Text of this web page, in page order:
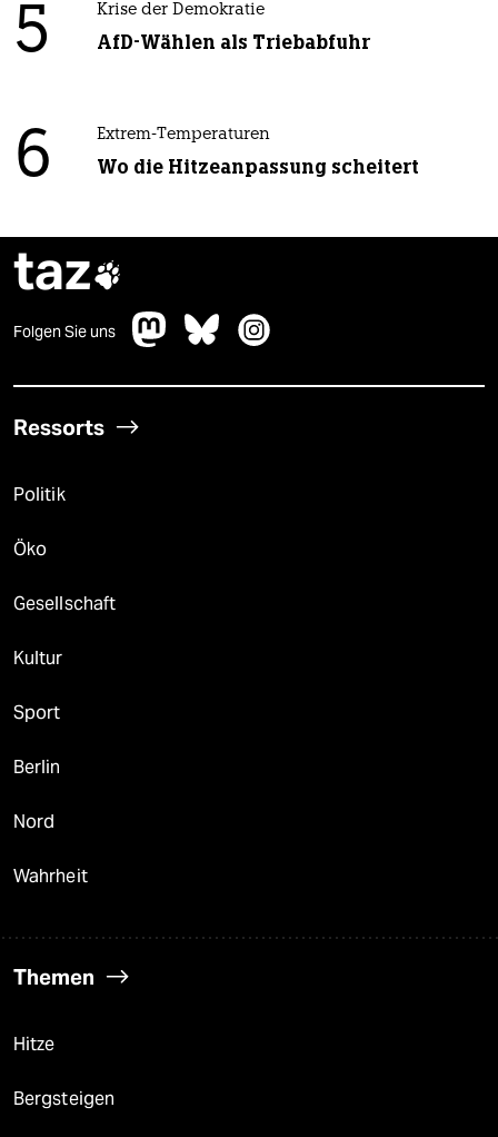
5 Krise der Demokratie
AfD-Wählen als Triebabfuhr
6 Extrem-Temperaturen
Wo die Hitzeanpassung scheitert
taz
Folgen Sie uns
Ressorts
Politik
Öko
Gesellschaft
Kultur
Sport
Berlin
Nord
Wahrheit
Themen
Hitze
Bergsteigen